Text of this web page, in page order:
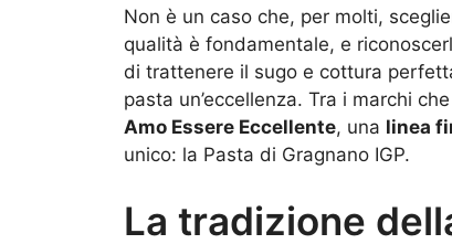
Non è un caso che, per molti,
qualità è fondamentale, e
di trattenere il sugo e cottura
pasta un’eccellenza. Tra i marchi
Amo Essere Eccellente, una linea
unico: la Pasta di Gragnano IGP.
La tradizione